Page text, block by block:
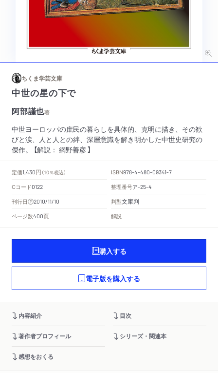
ちくま学芸文庫
中世の星の下で
阿部謹也著
中世ヨーロッパの庶民の暮らしを具体的、克明に描き、その歓
びと涙、人と人との絆、深層意識を解き明かした中世史研究の
傑作。 【解説： 網野善彦 】
定価1,430円 （10％税込） ISBN978-4-480-09341-7
Cコード0122 整理番号ア-25-4
刊行日 2010/11/10 判型文庫判
ページ数400頁 解説
購入する
電子版を購入する
内容紹介 目次
著作者プロフィール シリーズ・関連本
感想をおくる